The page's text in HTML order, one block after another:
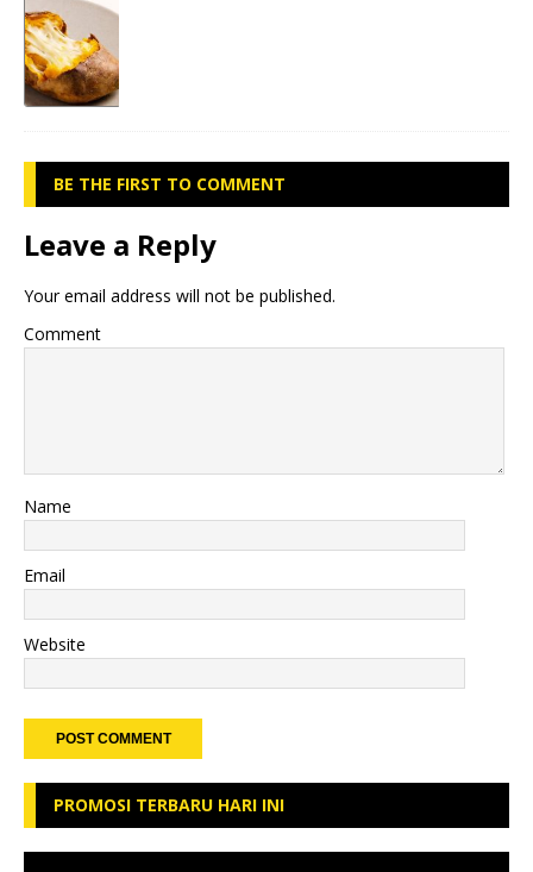
BE THE FIRST TO COMMENT
Leave a Reply
Your email address will not be published.
Comment
Name
Email
Website
PROMOSI TERBARU HARI INI